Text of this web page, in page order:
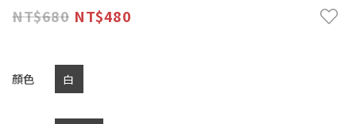
680
480
顏色 白